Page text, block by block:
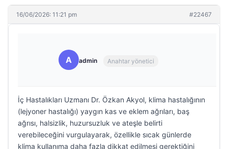
16/06/2026: 11:21 pm #22467
A admin Anahtar yönetici
İç Hastalıkları Uzmanı Dr. Özkan Akyol, klima hastalığının
(lejyoner hastalığı) yaygın kas ve eklem ağrıları, baş
ağrısı, halsizlik, huzursuzluk ve ateşle belirti
verebileceğini vurgulayarak, özellikle sıcak günlerde
klima kullanıma daha fazla dikkat edilmesi gerektiğini